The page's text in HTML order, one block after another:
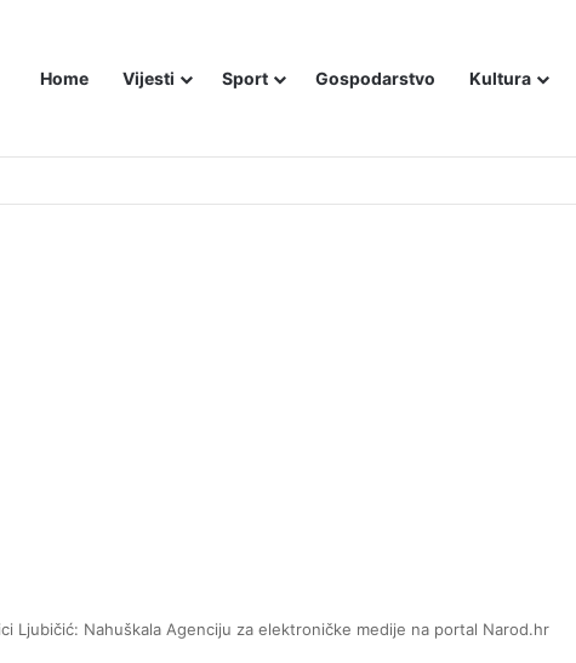
Home Vijesti Sport Gospodarstvo Kultura
Ljubičić: Nahuškala Agenciju za elektroničke medije na portal Narod.hr